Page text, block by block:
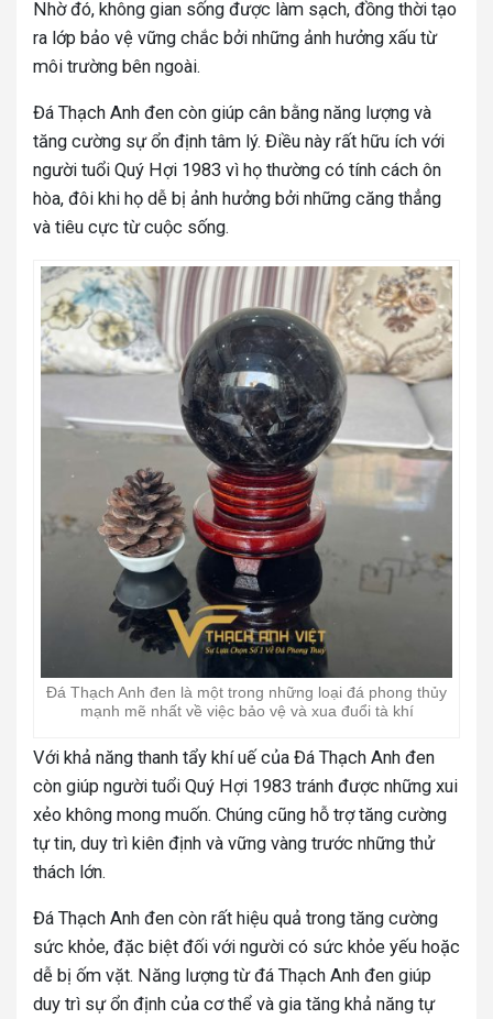
Nhờ đó, không gian sống được làm sạch, đồng thời tạo
ra lớp bảo vệ vững chắc bởi những ảnh hưởng xấu từ
môi trường bên ngoài.
Đá Thạch Anh đen còn giúp cân bằng năng lượng và
tăng cường sự ổn định tâm lý. Điều này rất hữu ích với
người tuổi Quý Hợi 1983 vì họ thường có tính cách ôn
hòa, đôi khi họ dễ bị ảnh hưởng bởi những căng thẳng
và tiêu cực từ cuộc sống.
Đá Thạch Anh đen là một trong những loại đá phong thủy
mạnh mẽ nhất về việc bảo vệ và xua đuổi tà khí
Với khả năng thanh tẩy khí uế của Đá Thạch Anh đen
còn giúp người tuổi Quý Hợi 1983 tránh được những xui
xẻo không mong muốn. Chúng cũng hỗ trợ tăng cường
tự tin, duy trì kiên định và vững vàng trước những thử
thách lớn.
Đá Thạch Anh đen còn rất hiệu quả trong tăng cường
sức khỏe, đặc biệt đối với người có sức khỏe yếu hoặc
dễ bị ốm vặt. Năng lượng từ đá Thạch Anh đen giúp
duy trì sự ổn định của cơ thể và gia tăng khả năng tự